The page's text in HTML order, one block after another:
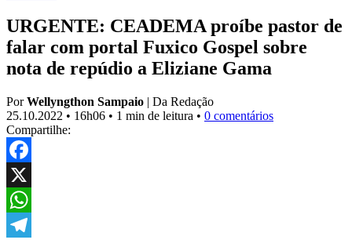
URGENTE: CEADEMA proíbe pastor de
falar com portal Fuxico Gospel sobre
nota de repúdio a Eliziane Gama
PorWellyngthon Sampaio | Da Redação
25.10.2022 • 16h06 • 1 min de leitura • 0 comentários
Compartilhe:
Facebook
X
WhatsApp